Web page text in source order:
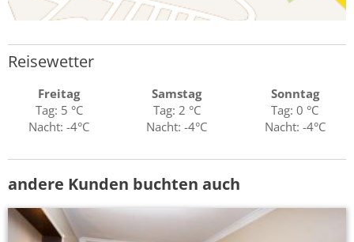
Reisewetter
Freitag
Tag: 5 °C
Nacht: -4°C
Samstag
Tag: 2 °C
Nacht: -4°C
Sonntag
Tag: 0 °C
Nacht: -4°C
andere Kunden buchten auch